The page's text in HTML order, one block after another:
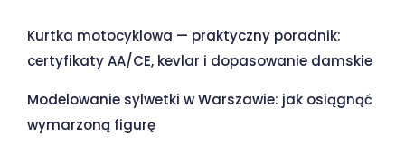
Kurtka motocyklowa — praktyczny poradnik:
certyfikaty AA/CE, kevlar i dopasowanie damskie
Modelowanie sylwetki w Warszawie: jak osiągnąć
wymarzoną figurę